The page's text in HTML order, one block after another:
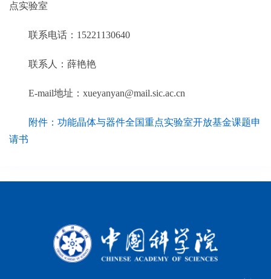
点实验室
联系电话： 15221130640
联系人：薛艳艳
E-mail地址：xueyanyan@mail.sic.ac.cn
附件：功能晶体与器件全国重点实验室开放基金课题申
请书